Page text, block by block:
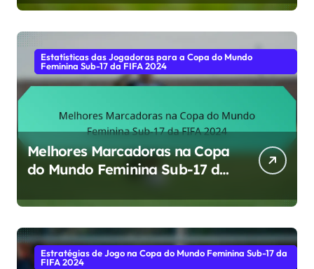
Trabalho de equipa
Estatísticas das Jogadoras para a Copa do Mundo
Feminina Sub-17 da FIFA 2024
Melhores Marcadoras na Copa
do Mundo Feminina Sub-17 da
Estratégias de Jogo na Copa do Mundo Feminina Sub-17 da
FIFA 2024